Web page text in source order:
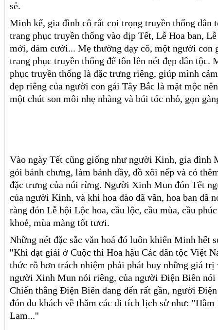
sẻ.
Minh kể, gia đình cô rất coi trọng truyền thống dân
trang phục truyền thống vào dịp Tết, Lễ Hoa ban,
mới, đám cưới... Mẹ thường dạy cô, một người con
trang phục truyền thống để tôn lên nét đẹp dân tộc.
phục truyền thống là đặc trưng riêng, giúp mình
đẹp riêng của người con gái Tây Bắc là mặt mộc
một chút son môi nhẹ nhàng và búi tóc nhỏ, gọn
Vào ngày Tết cũng giống như người Kinh, gia đình
gói bánh chưng, làm bánh dầy, đồ xôi nếp và có
đặc trưng của núi rừng. Người Xinh Mun đón Tết
của người Kinh, và khi hoa đào đã vãn, hoa ban đã
ràng đón Lễ hội Lộc hoa, cầu lộc, cầu mùa, cầu
khoẻ, mùa màng tốt tươi.
Những nét đặc sắc văn hoá đó luôn khiến Minh hết
''Khi đạt giải ở Cuộc thi Hoa hậu Các dân tộc Việt
thức rõ hơn trách nhiệm phải phát huy những giá trị
người Xinh Mun nói riêng, của người Điện Biên
Chiến thắng Điện Biên đang đến rất gần, người Điện
đón du khách về thăm các di tích lịch sử như:
Lam...''